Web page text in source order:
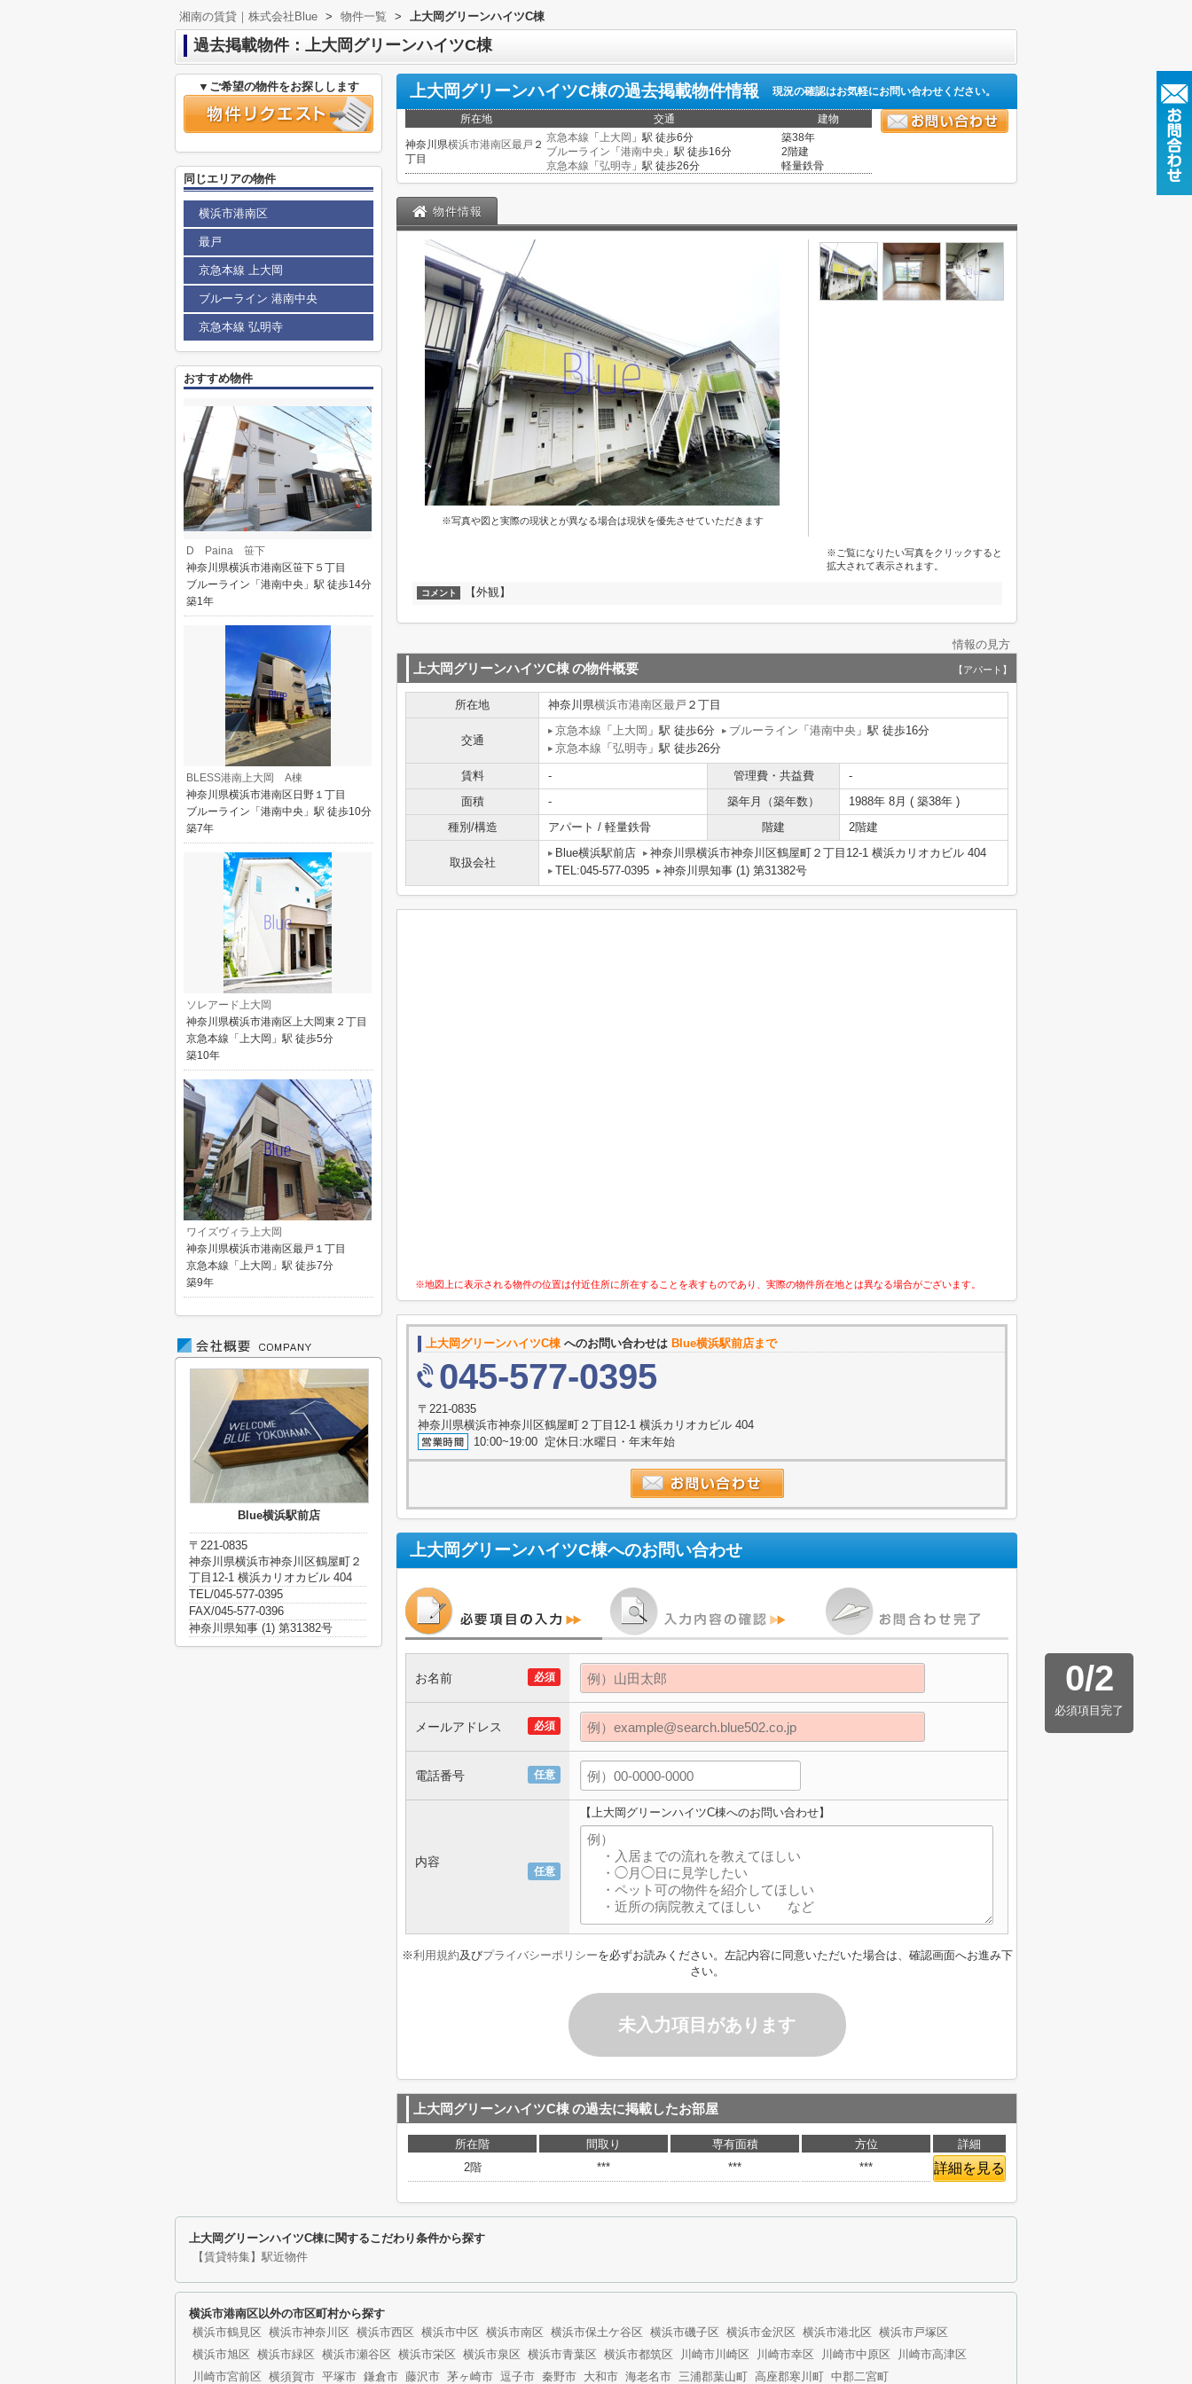
湘南の賃貸｜株式会社Blue > 物件一覧 > 上大岡グリーンハイツC棟
過去掲載物件：上大岡グリーンハイツC棟
上大岡グリーンハイツC棟の過去掲載物件情報 現況の確認はお気軽にお問い合わせください。
所在地 交通 建物
神奈川県横浜市港南区最戸 ２
丁目
京急本線 「 上大岡 」駅 徒歩6分
ブルーライン 「 港南中央 」駅 徒歩16分
京急本線 「 弘明寺 」駅 徒歩26分
築38年
2階建
軽量鉄骨
物件情報
※写真や図と実際の現状とが異なる場合は現状を優先させていただきます
※ご覧になりたい写真をクリックすると
拡大されて表示されます。
コメント 【外観】
情報の見方
上大岡グリーンハイツC棟の物件概要 【アパート】
所在地 神奈川県横浜市港南区最戸 ２丁目
交通
京急本線 「 上大岡 」駅 徒歩6分 ブルーライン 「 港南中央 」駅 徒歩16分
京急本線 「 弘明寺 」駅 徒歩26分
賃料 - 管理費・共益費
-
面積
- 築年月（築年数）
1988年 8月 ( 築38年 )
種別/構造
アパート / 軽量鉄骨 階建 2階建
取扱会社
Blue横浜駅前店
神奈川県横浜市神奈川区鶴屋町２丁目12-1 横浜カリオカビル 404
TEL:045-577-0395
神奈川県知事 (1) 第31382号
※地図上に表示される物件の位置は付近住所に所在することを表すものであり、実際の物件所在地とは異なる場合がございます。
上大岡グリーンハイツC棟 へのお問い合わせは Blue横浜駅前店まで
045-577-0395
〒221-0835
神奈川県横浜市神奈川区鶴屋町２丁目12-1 横浜カリオカビル 404
10:00~19:00 定休日:水曜日・年末年始
上大岡グリーンハイツC棟へのお問い合わせ
0/2
必須項目完了
必須
お名前
必須
メールアドレス
任意
電話番号
任意
内容
【上大岡グリーンハイツC棟へのお問い合わせ】
※利用規約及びプライバシーポリシーを必ずお読みください。左記内容に同意いただいた場合は、確認画面へお進み下
さい。
未入力項目があります
上大岡グリーンハイツC棟の過去に掲載したお部屋
所在階 間取り 専有面積 方位
詳細
2階
*** *** *** 詳細を見る
▼ご希望の物件をお探しします
同じエリアの物件
横浜市港南区
最戸
京急本線 上大岡
ブルーライン 港南中央
京急本線 弘明寺
おすすめ物件
D Paina 笹下
神奈川県横浜市港南区笹下５丁目
ブルーライン「港南中央」駅 徒歩14分
築1年
BLESS港南上大岡 A棟
神奈川県横浜市港南区日野１丁目
ブルーライン「港南中央」駅 徒歩10分
築7年
ソレアード上大岡
神奈川県横浜市港南区上大岡東２丁目
京急本線「上大岡」駅 徒歩5分
築10年
ワイズヴィラ上大岡
神奈川県横浜市港南区最戸１丁目
京急本線「上大岡」駅 徒歩7分
築9年
Blue横浜駅前店
〒221-0835
神奈川県横浜市神奈川区鶴屋町２
丁目12-1 横浜カリオカビル 404
TEL/045-577-0395
FAX/045-577-0396
神奈川県知事 (1) 第31382号
上大岡グリーンハイツC棟に関するこだわり条件から探す
【賃貸特集】駅近物件
横浜市港南区以外の市区町村から探す
横浜市鶴見区 横浜市神奈川区 横浜市西区 横浜市中区 横浜市南区 横浜市保土ケ谷区 横浜市磯子区 横浜市金沢区 横浜市港北区
横浜市戸塚区
横浜市旭区
横浜市緑区 横浜市瀬谷区 横浜市栄区 横浜市泉区 横浜市青葉区 横浜市都筑区 川崎市川崎区 川崎市幸区 川崎市中原区
川崎市高津区
川崎市宮前区
横須賀市 平塚市 鎌倉市 藤沢市 茅ヶ崎市 逗子市 秦野市 大和市 海老名市 三浦郡葉山町 高座郡寒川町 中郡二宮町